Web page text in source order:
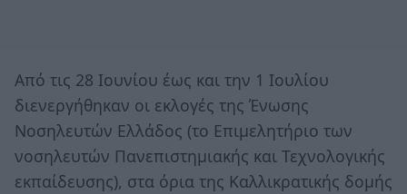
Από τις 28 Ιουνίου έως και την 1 Ιουλίου
διενεργήθηκαν οι εκλογές της Ένωσης
Νοσηλευτών Ελλάδος (το Επιμελητήριο των
νοσηλευτών Πανεπιστημιακής και Τεχνολογικής
εκπαίδευσης), στα όρια της Καλλικρατικής δομής